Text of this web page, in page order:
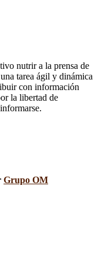
nutrir a la prensa de
tarea ágil y dinámica
con información
la libertad de
Grupo OM